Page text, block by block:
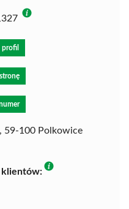
profil
59-100 Polkowice
klientów: